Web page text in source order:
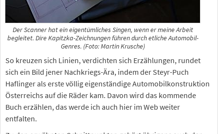
Der Scanner hat ein eigentümliches Singen, wenn er meine Arbeit
begleitet. Dire Kapitzka-Zeichnungen führen durch etliche Automobil-
Genres. (Foto: Martin Krusche)
So kreuzen sich Linien, verdichten sich Erzählungen, rundet
sich ein Bild jener Nachkriegs-Ära, indem der Steyr-Puch
Haflinger als erste völlig eigenständige Automobilkonstruktion
Österreichs auf die Räder kam. Davon wird das kommende
Buch erzählen, das werde ich auch hier im Web weiter
entfalten.